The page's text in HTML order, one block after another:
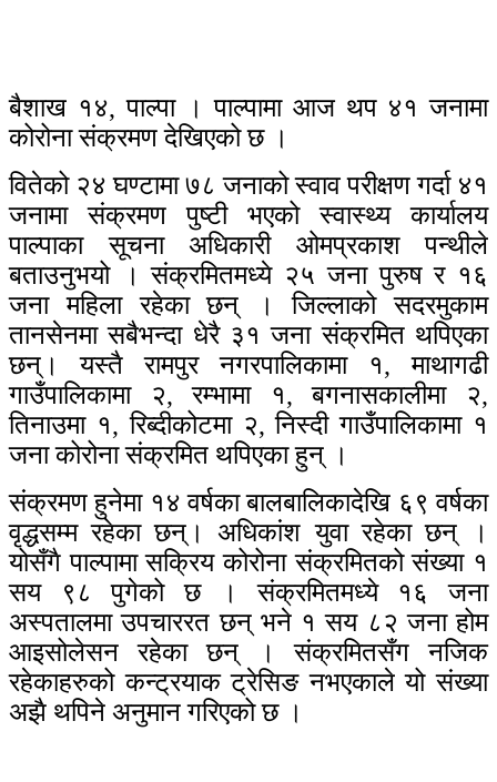
बैशाख १४, पाल्पा । पाल्पामा आज थप ४१ जनामा
कोरोना संक्रमण देखिएको छ ।
वितेको २४ घण्टामा ७८ जनाको स्वाव परीक्षण गर्दा ४१
जनामा संक्रमण पुष्टी भएको स्वास्थ्य कार्यालय
पाल्पाका सूचना अधिकारी ओमप्रकाश पन्थीले
बताउनुभयो । संक्रमितमध्ये २५ जना पुरुष र १६
जना महिला रहेका छन् । जिल्लाको सदरमुकाम
तानसेनमा सबैभन्दा धेरै ३१ जना संक्रमित थपिएका
छन्। यस्तै रामपुर नगरपालिकामा १, माथागढी
गाउँपालिकामा २, रम्भामा १, बगनासकालीमा २,
तिनाउमा १, रिब्दीकोटमा २, निस्दी गाउँपालिकामा १
जना कोरोना संक्रमित थपिएका हुन् ।
संक्रमण हुनेमा १४ वर्षका बालबालिकादेखि ६९ वर्षका
वृद्धसम्म रहेका छन्। अधिकांश युवा रहेका छन् ।
योसँगै पाल्पामा सक्रिय कोरोना संक्रमितको संख्या १
सय ९८ पुगेको छ । संक्रमितमध्ये १६ जना
अस्पतालमा उपचाररत छन् भने १ सय ८२ जना होम
आइसोलेसन रहेका छन् । संक्रमितसँग नजिक
रहेकाहरुको कन्ट्रयाक ट्रेसिङ नभएकाले यो संख्या
अझै थपिने अनुमान गरिएको छ ।